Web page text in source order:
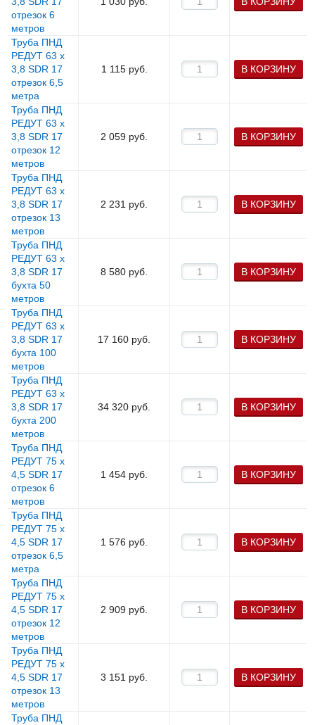
отрезок 6
метров
Труба ПНД
РЕДУТ 63 х
3,8 SDR 17
отрезок 6,5
метра
1 115руб. В КОРЗИНУ
Труба ПНД
РЕДУТ 63 х
3,8 SDR 17
отрезок 12
метров
2 059 руб. В КОРЗИНУ
Труба ПНД
РЕДУТ 63 х
3,8 SDR 17
отрезок 13
метров
2 231 руб. В КОРЗИНУ
Труба ПНД
РЕДУТ 63 х
3,8 SDR 17
бухта 50
метров
8 580 руб. В КОРЗИНУ
Труба ПНД
РЕДУТ 63 х
3,8 SDR 17
бухта 100
метров
17 160 руб. В КОРЗИНУ
Труба ПНД
РЕДУТ 63 х
3,8 SDR 17
бухта 200
метров
34 320 руб. В КОРЗИНУ
Труба ПНД
РЕДУТ 75 х
4,5 SDR 17
отрезок 6
метров
1 454 руб. В КОРЗИНУ
Труба ПНД
РЕДУТ 75 х
4,5 SDR 17
отрезок 6,5
метра
1 576 руб. В КОРЗИНУ
Труба ПНД
РЕДУТ 75 х
4,5 SDR 17
отрезок 12
метров
2 909 руб. В КОРЗИНУ
Труба ПНД
РЕДУТ 75 х
4,5 SDR 17
отрезок 13
метров
3 151 руб. В КОРЗИНУ
Труба ПНД